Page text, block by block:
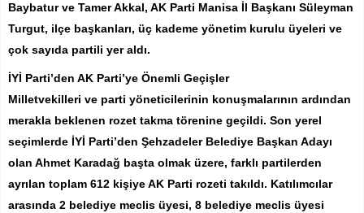
Baybatur ve Tamer Akkal, AK Parti Manisa İl Başkanı Süleyman
Turgut, ilçe başkanları, üç kademe yönetim kurulu üyeleri ve
çok sayıda partili yer aldı.
İYİ Parti’den AK Parti’ye Önemli Geçişler
Milletvekilleri ve parti yöneticilerinin konuşmalarının ardından
merakla beklenen rozet takma törenine geçildi. Son yerel
seçimlerde İYİ Parti’den Şehzadeler Belediye Başkan Adayı
olan Ahmet Karadağ başta olmak üzere, farklı partilerden
ayrılan toplam 612 kişiye AK Parti rozeti takıldı. Katılımcılar
arasında 2 belediye meclis üyesi, 8 belediye meclis üyesi